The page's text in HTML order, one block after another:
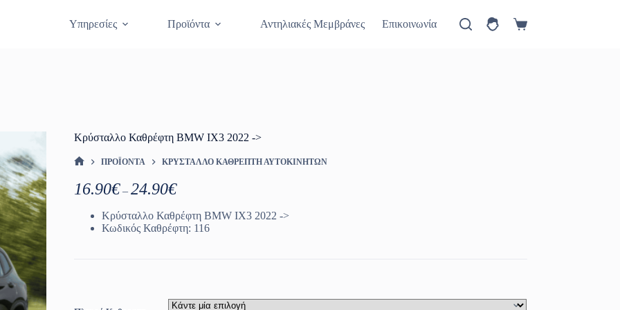
Υπηρεσίες Προϊόντα Αντηλιακές Μεμβράνες Επικοινωνία
Καλάθι
Κρύσταλλο Καθρέφτη BMW IX3 2022 ->
ΠΡΟΪΌΝΤΑ ΚΡΎΣΤΑΛΛΟ ΚΑΘΡΈΠΤΗ ΑΥΤΟΚΙΝΗΤΩΝ
16.90€ – 24.90€Price
range:
16.90€
through
24.90€
Κρύσταλλο Καθρέφτη BMW IX3 2022 ->
Κωδικός Καθρέφτη: 116